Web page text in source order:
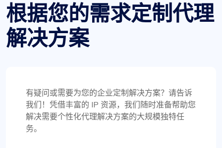
宾唐 S.
代理按预期工作。一切顺利
我以前使用 fineproxy.de，习惯了一定级别的服
务。ProxyCompass 不仅达到了我的预期，而且凭
借其增强的功能和强大的支持系统超出了我的预
根据您的需求定制代理
解决方案
有疑问或需要为您的企业定制解决方案？请告诉
我们！凭借丰富的 IP 资源，我们随时准备帮助您
解决需要个性化代理解决方案的大规模独特任
务。